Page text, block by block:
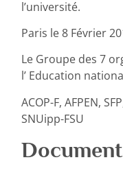
l’université.
Paris le 8 Février
Le Groupe des 7
l’ Education
ACOP-F, AFPEN,
SNUipp-FSU